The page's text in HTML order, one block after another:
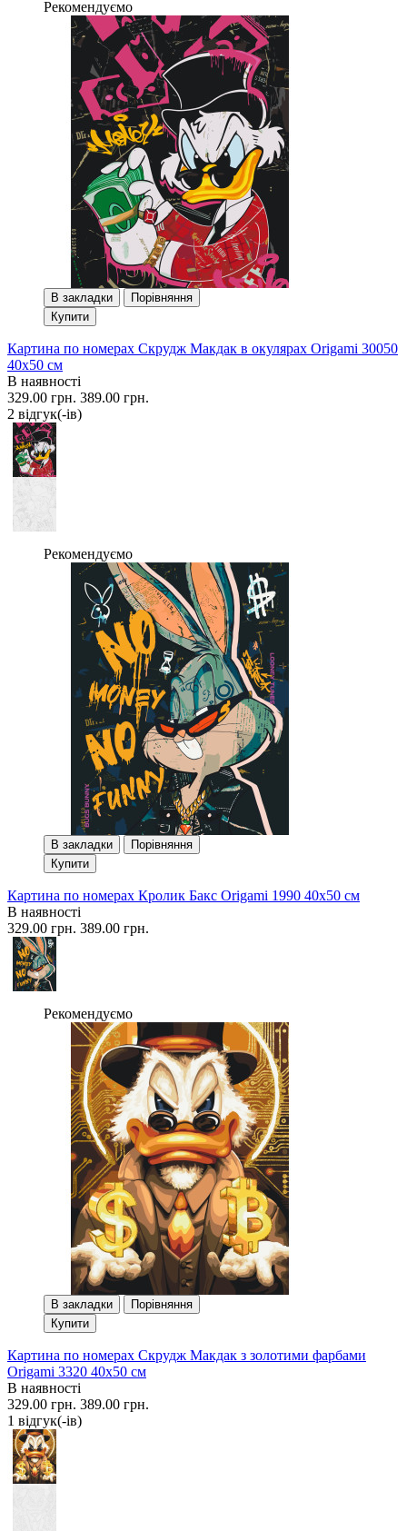
Рекомендуємо
В закладки
Порівняння
Купити
Картина по номерах Скрудж Макдак в окулярах Origami 30050
40x50 см
В наявності
329.00 грн. 389.00 грн.
2 вiдгук(-iв)
Рекомендуємо
В закладки
Порівняння
Купити
Картина по номерах Кролик Бакс Origami 1990 40x50 см
В наявності
329.00 грн. 389.00 грн.
Рекомендуємо
В закладки
Порівняння
Купити
Картина по номерах Скрудж Макдак з золотими фарбами
Origami 3320 40x50 см
В наявності
329.00 грн. 389.00 грн.
1 вiдгук(-iв)